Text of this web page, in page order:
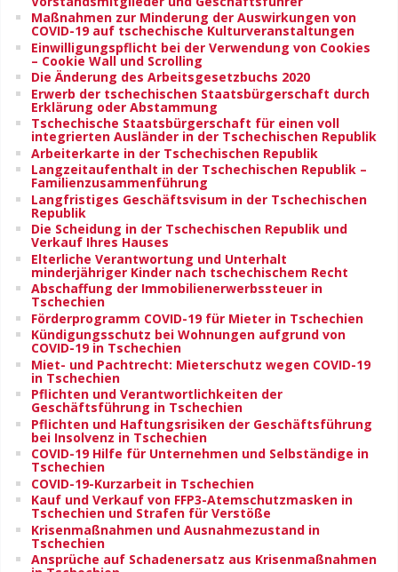
Maßnahmen zur Minderung der Auswirkungen von
COVID-19 auf tschechische Kulturveranstaltungen
Einwilligungspflicht bei der Verwendung von Cookies
– Cookie Wall und Scrolling
Die Änderung des Arbeitsgesetzbuchs 2020
Erwerb der tschechischen Staatsbürgerschaft durch
Erklärung oder Abstammung
Tschechische Staatsbürgerschaft für einen voll
integrierten Ausländer in der Tschechischen Republik
Arbeiterkarte in der Tschechischen Republik
Langzeitaufenthalt in der Tschechischen Republik –
Familienzusammenführung
Langfristiges Geschäftsvisum in der Tschechischen
Republik
Die Scheidung in der Tschechischen Republik und
Verkauf Ihres Hauses
Elterliche Verantwortung und Unterhalt
minderjähriger Kinder nach tschechischem Recht
Abschaffung der Immobilienerwerbssteuer in
Tschechien
Förderprogramm COVID-19 für Mieter in Tschechien
Kündigungsschutz bei Wohnungen aufgrund von
COVID-19 in Tschechien
Miet- und Pachtrecht: Mieterschutz wegen COVID-19
in Tschechien
Pflichten und Verantwortlichkeiten der
Geschäftsführung in Tschechien
Pflichten und Haftungsrisiken der Geschäftsführung
bei Insolvenz in Tschechien
COVID-19 Hilfe für Unternehmen und Selbständige in
Tschechien
COVID-19-Kurzarbeit in Tschechien
Kauf und Verkauf von FFP3-Atemschutzmasken in
Tschechien und Strafen für Verstöße
Krisenmaßnahmen und Ausnahmezustand in
Tschechien
Ansprüche auf Schadenersatz aus Krisenmaßnahmen